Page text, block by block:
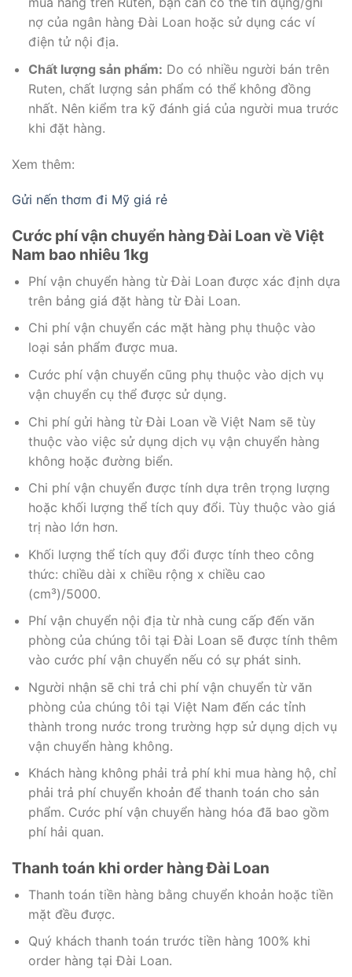
nợ của ngân hàng Đài Loan hoặc sử dụng các ví
điện tử nội địa.
Chất lượng sản phẩm: Do có nhiều người bán trên
Ruten, chất lượng sản phẩm có thể không đồng
nhất. Nên kiểm tra kỹ đánh giá của người mua trước
khi đặt hàng.
Xem thêm:
Gửi nến thơm đi Mỹ giá rẻ
Cước phí vận chuyển hàng Đài Loan về Việt
Nam bao nhiêu 1kg
Phí vận chuyển hàng từ Đài Loan được xác định dựa
trên bảng giá đặt hàng từ Đài Loan.
Chi phí vận chuyển các mặt hàng phụ thuộc vào
loại sản phẩm được mua.
Cước phí vận chuyển cũng phụ thuộc vào dịch vụ
vận chuyển cụ thể được sử dụng.
Chi phí gửi hàng từ Đài Loan về Việt Nam sẽ tùy
thuộc vào việc sử dụng dịch vụ vận chuyển hàng
không hoặc đường biển.
Chi phí vận chuyển được tính dựa trên trọng lượng
hoặc khối lượng thể tích quy đổi. Tùy thuộc vào giá
trị nào lớn hơn.
Khối lượng thể tích quy đổi được tính theo công
thức: chiều dài x chiều rộng x chiều cao
(cm³)/5000.
Phí vận chuyển nội địa từ nhà cung cấp đến văn
phòng của chúng tôi tại Đài Loan sẽ được tính thêm
vào cước phí vận chuyển nếu có sự phát sinh.
Người nhận sẽ chi trả chi phí vận chuyển từ văn
phòng của chúng tôi tại Việt Nam đến các tỉnh
thành trong nước trong trường hợp sử dụng dịch vụ
vận chuyển hàng không.
Khách hàng không phải trả phí khi mua hàng hộ, chỉ
phải trả phí chuyển khoản để thanh toán cho sản
phẩm. Cước phí vận chuyển hàng hóa đã bao gồm
phí hải quan.
Thanh toán khi order hàng Đài Loan
Thanh toán tiền hàng bằng chuyển khoản hoặc tiền
mặt đều được.
Quý khách thanh toán trước tiền hàng 100% khi
order hàng tại Đài Loan.